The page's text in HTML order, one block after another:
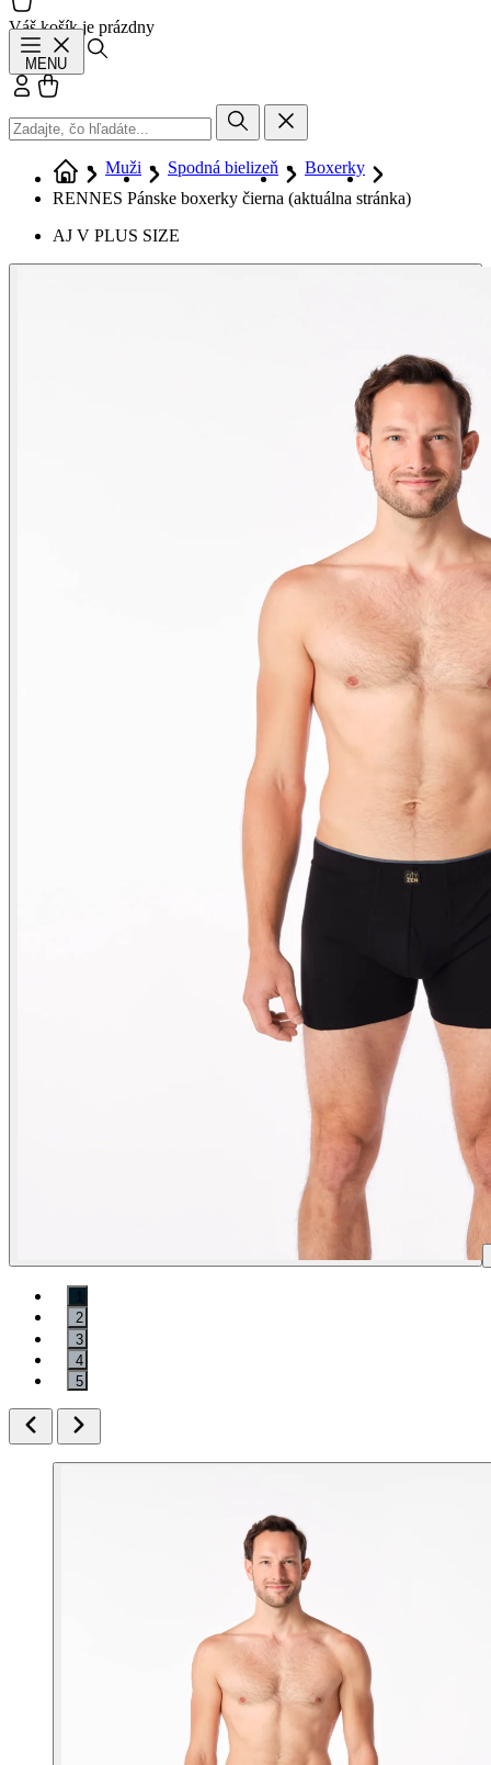
Váš košík je prázdny
MENU
Prihlásiť sa
Muži Spodná bielizeň
Boxerky
RENNES Pánske boxerky čierna (aktuálna stránka)
AJ V PLUS SIZE
1
2
3
4
5